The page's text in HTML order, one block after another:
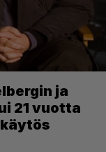
ja
21 vuotta